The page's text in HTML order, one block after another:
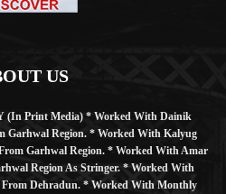
US
(in Print Media) * Worked With Dainik
Garhwal Region. * Worked With Kalyug
Garhwal Region. * Worked With Amar
Region As Stringer. * Worked With
From Dehradun. * Worked With Monthly